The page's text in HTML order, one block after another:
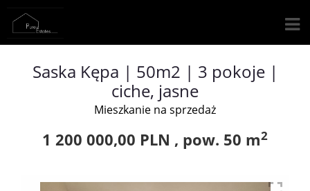
Saska Kępa | 50m2 | 3 pokoje |
ciche, jasne
Mieszkanie na sprzedaż
1 200 000,00 PLN , pow. 50 m2